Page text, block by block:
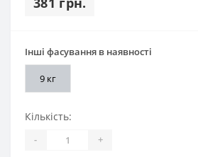
Інші фасування в наявності
9 кг
Кількість:
- +